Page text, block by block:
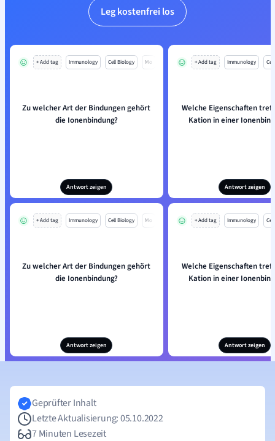
Leg kostenfrei los
+ Add tag Immunology Cell Biology Mo
Zu welcher Art der Bindungen gehört
die Ionenbindung?
Antwort zeigen
+ Add tag Immunology
Welche Eigenschaften
Kation in einer
Antwort zeigen
+ Add tag Immunology Cell Biology Mo
Zu welcher Art der Bindungen gehört
die Ionenbindung?
Antwort zeigen
+ Add tag Immunology
Welche Eigenschaften
Kation in einer
Antwort zeigen
Geprüfter Inhalt
Letzte Aktualisierung: 05.10.2022
7 Minuten Lesezeit